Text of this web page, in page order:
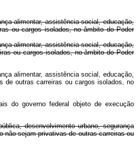
alimentar, assistência social, educação,
ou cargos isolados, no âmbito do Poder
alimentar, assistência social, educação,
ou cargos isolados, no âmbito do Poder
alimentar, assistência social, educação,
de outras carreiras ou cargos isolados, no
do governo federal objeto de execução
desenvolvimento urbano, segurança
não sejam privativas de outras carreiras ou